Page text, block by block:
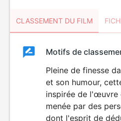
CLASSEMENT DU FILM
ClassementClassement
Motifs de
Pleine de finesse
et son humour,
inspirée de l'œuvre
menée par des
dont l'esprit de